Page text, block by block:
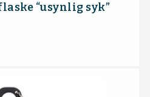
“usynlig syk”